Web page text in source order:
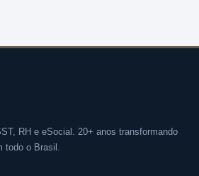
RH e eSocial. 20+ anos transformando
todo o Brasil.